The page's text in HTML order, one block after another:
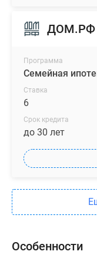
ДОМ.РФ
Программа
Семейная
Ставка
6
Срок кредита
до 30 лет
Особенности